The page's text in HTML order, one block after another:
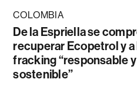
COLOMBIA
De la Espriella se
recuperar Ecopetrol y
fracking “responsable y
sostenible”